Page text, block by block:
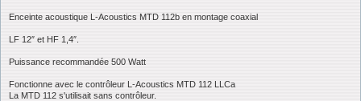
e
Enceinte acoustique L-Acoustics MTD 112b en montage coaxial
LF 12″ et HF 1,4″.
Puissance recommandée 500 Watt
Fonctionne avec le contrôleur L-Acoustics MTD 112 LLCa
La MTD 112 s'utilisait sans contrôleur.